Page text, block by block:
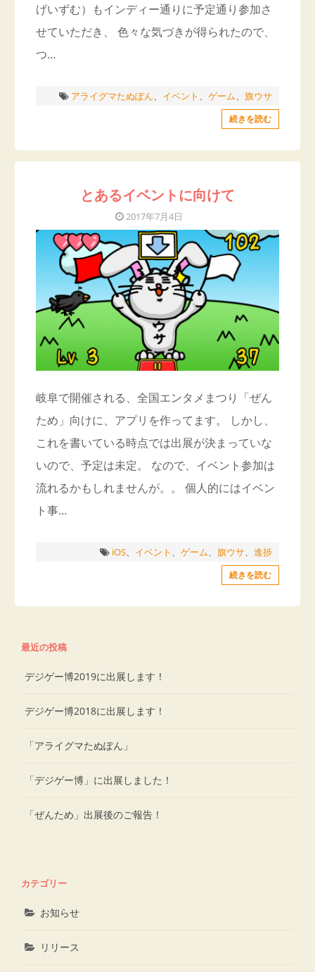
げいずむ）もインディー通りに予定通り参加さ
せていただき、 色々な気づきが得られたので、
つ…
アライグマたぬぽん、 イベント 、 ゲーム、 旗ウサ
続きを読む
とあるイベントに向けて
2017年7月4日
岐阜で開催される、全国エンタメまつり「ぜん
ため」向けに、アプリを作ってます。 しかし、
これを書いている時点では出展が決まっていな
いので、予定は未定。 なので、イベント参加は
流れるかもしれませんが。。 個人的にはイベン
ト事…
iOS、 イベント 、 ゲーム、 旗ウサ、 進捗
続きを読む
最近の投稿
デジゲー博2019に出展します！
デジゲー博2018に出展します！
「アライグマたぬぽん」
「デジゲー博」に出展しました！
「ぜんため」出展後のご報告！
カテゴリー
お知らせ
リリース